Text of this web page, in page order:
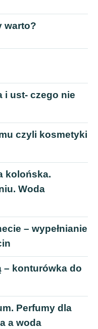
warto?
i ust- czego nie
czyli kosmetyki
kolońska.
Woda
– wypełnianie
– konturówka do
Perfumy dla
a woda